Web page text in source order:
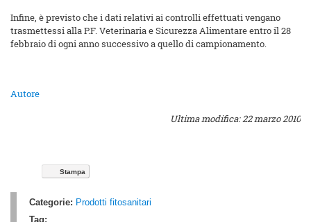
Infine, è previsto che i dati relativi ai controlli effettuati vengano
trasmettessi alla P.F. Veterinaria e Sicurezza Alimentare entro il 28
febbraio di ogni anno successivo a quello di campionamento.
Autore
Ultima modifica: 22 marzo 2010
Stampa
Categorie: Prodotti fitosanitari
Tag: